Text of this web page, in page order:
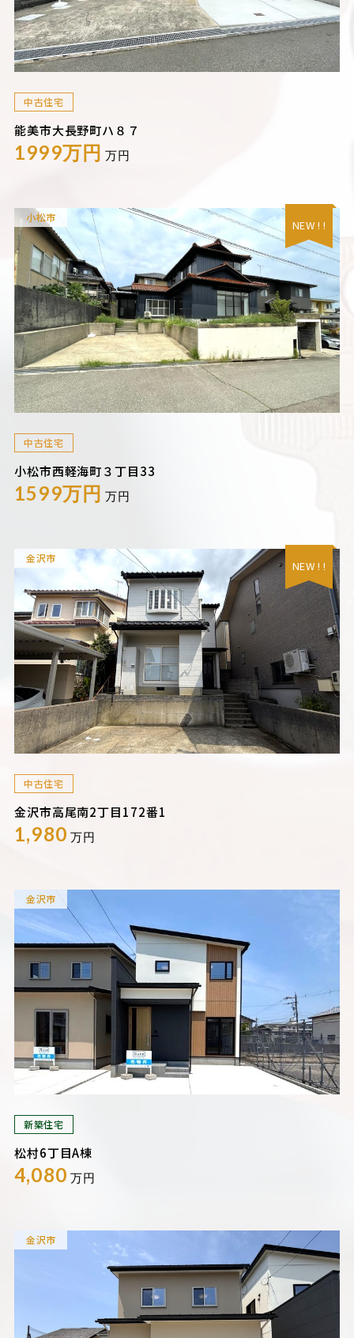
中古住宅
能美市大長野町ハ８７
1999万円 万円
小松市
NEW ! !
中古住宅
小松市西軽海町３丁目33
1599万円 万円
金沢市
NEW ! !
中古住宅
金沢市高尾南2丁目172番1
1,980 万円
金沢市
新築住宅
松村6丁目A棟
4,080 万円
金沢市